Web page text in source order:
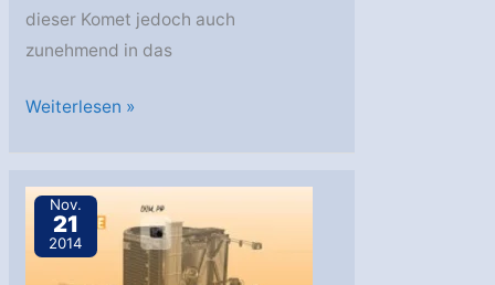
dieser Komet jedoch auch
zunehmend in das
Die
Kometen
67P/Tschurjumow-
Gerasimenko
Weiterlesen »
Nov.
21
2014